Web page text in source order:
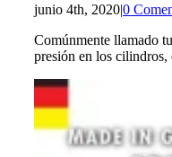
junio 4th, 2020|0
Comúnmente llamado
presión en los cilindros,